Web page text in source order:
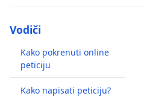
Vodiči
Kako pokrenuti online
peticiju
Kako napisati peticiju?